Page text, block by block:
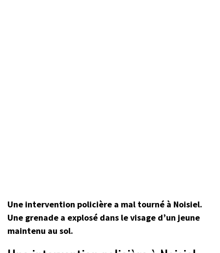
Une intervention policière a mal tourné à Noisiel.
Une grenade a explosé dans le visage d’un jeune
maintenu au sol.